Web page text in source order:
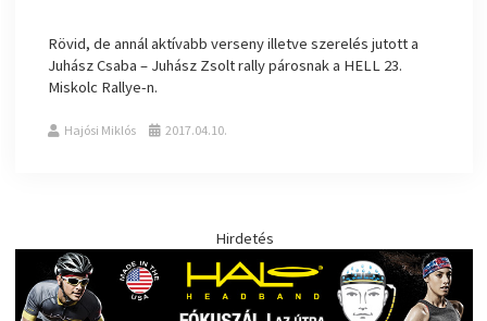
Rövid, de annál aktívabb verseny illetve szerelés jutott a
Juhász Csaba – Juhász Zsolt rally párosnak a HELL 23.
Miskolc Rallye-n.
Hajósi Miklós 2017.04.10.
Hirdetés